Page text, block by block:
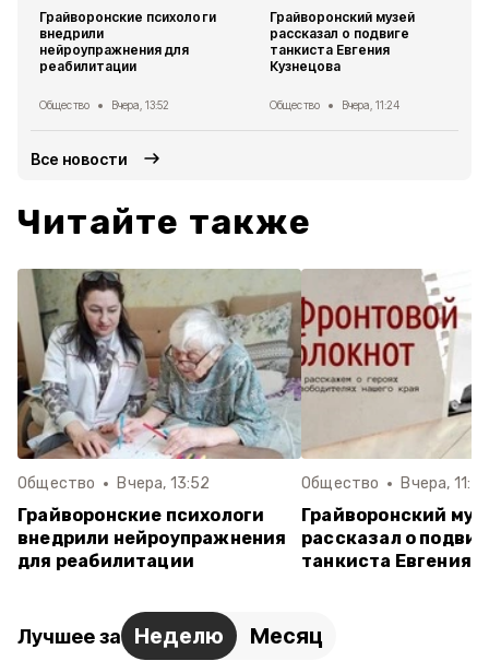
Грайворонские психологи
внедрили
нейроупражнения для
реабилитации
Общество Вчера, 13:52
Грайворонский музей
рассказал о подвиге
танкиста Евгения
Кузнецова
Общество Вчера, 11:24
Все новости
Читайте также
Общество Вчера, 13:52
Грайворонские психологи
внедрили нейроупражнения
для реабилитации
Общество Вчера,
Грайворонский
рассказал о
танкиста Евгения
Лучшее за Неделю Месяц